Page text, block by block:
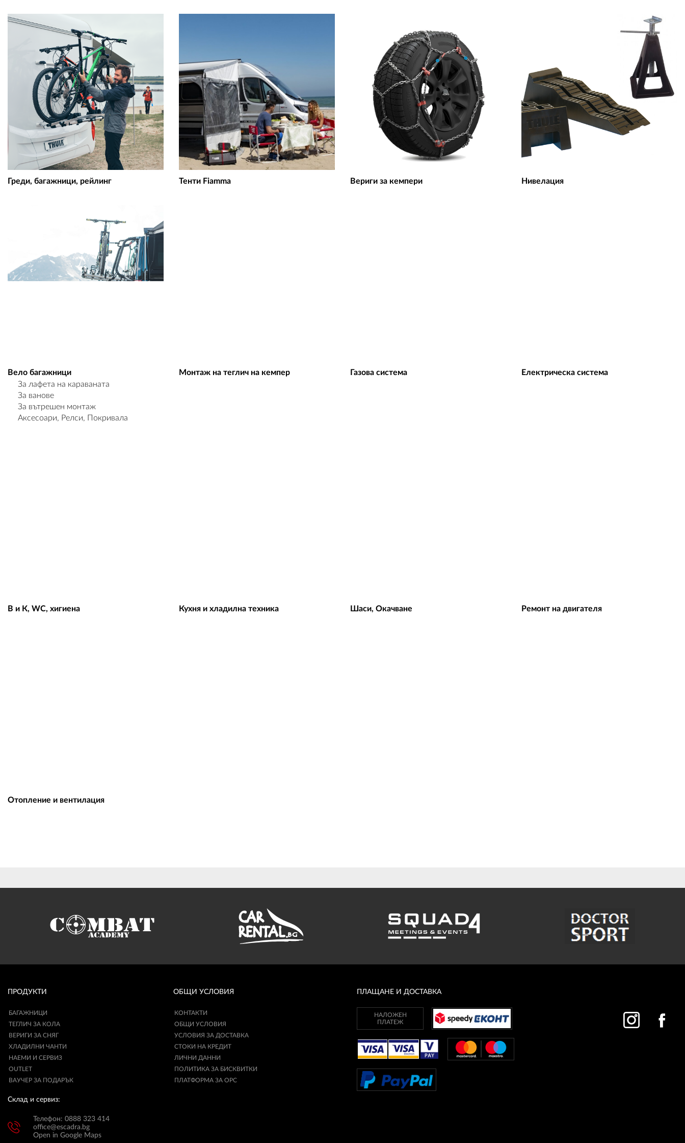
Греди, багажници, рейлинг Тенти Fiamma Вериги за кемпери Нивелация
Вело багажници
За лафета на караваната
За ванове
За вътрешен монтаж
Аксесоари, Релси, Покривала
Монтаж на теглич на кемпер Газова система Електрическа система
В и К, WC, хигиена Кухня и хладилна техника Шаси, Окачване Ремонт на двигателя
Отопление и вентилация
ПРОДУКТИ
БАГАЖНИЦИ
ТЕГЛИЧ ЗА КОЛА
ВЕРИГИ ЗА СНЯГ
ХЛАДИЛНИ ЧАНТИ
НАЕМИ И СЕРВИЗ
OUTLET
ВАУЧЕР ЗА ПОДАРЪК
ОБЩИ УСЛОВИЯ
КОНТАКТИ
ОБЩИ УСЛОВИЯ
УСЛОВИЯ ЗА ДОСТАВКА
СТОКИ НА КРЕДИТ
ЛИЧНИ ДАННИ
ПОЛИТИКА ЗА БИСКВИТКИ
ПЛАТФОРМА ЗА ОРС
ПЛАЩАНЕ И ДОСТАВКА
НАЛОЖЕН
ПЛАТЕЖ
Склад и сервиз:
Телефон: 0888 323 414
office@escadra.bg
Open in Google Maps